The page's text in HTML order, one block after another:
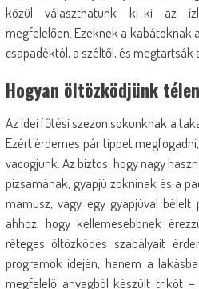
közül választhatunk ki-ki az
megfelelően. Ezeknek a kabátoknak
csapadéktól, a széltől, és megtartsák
Hogyan öltözködjünk
Az idei fűtési szezon sokunknak a
Ezért érdemes pár tippet
vacogjunk. Az biztos, hogy nagy
pizsamának, gyapjú zokninak és a
mamusz, vagy egy gyapjúval bélelt
ahhoz, hogy kellemesebbnek
réteges öltözködés szabályait
programok idején, hanem a
megfelelő anyagból készült trikót